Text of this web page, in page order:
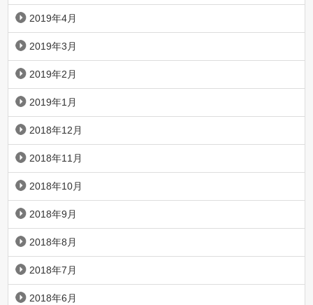
2019年4月
2019年3月
2019年2月
2019年1月
2018年12月
2018年11月
2018年10月
2018年9月
2018年8月
2018年7月
2018年6月